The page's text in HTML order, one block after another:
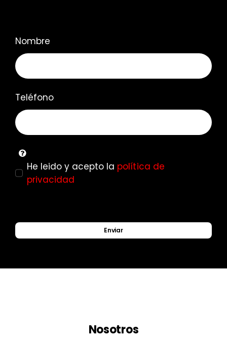
Nombre
Teléfono
He leido y acepto la política de
privacidad
Enviar
Nosotros